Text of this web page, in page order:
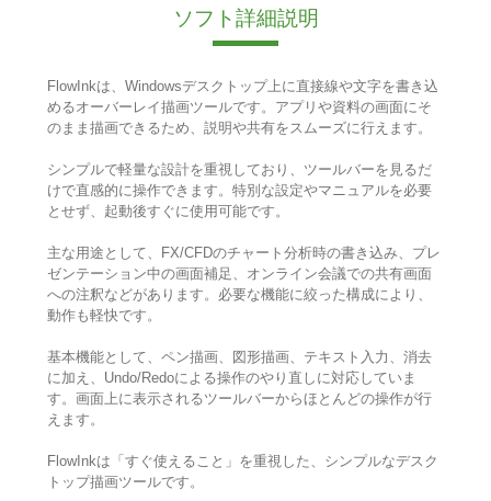
ソフト詳細説明
FlowInkは、Windowsデスクトップ上に直接線や文字を書き込
めるオーバーレイ描画ツールです。アプリや資料の画面にそ
のまま描画できるため、説明や共有をスムーズに行えます。
シンプルで軽量な設計を重視しており、ツールバーを見るだ
けで直感的に操作できます。特別な設定やマニュアルを必要
とせず、起動後すぐに使用可能です。
主な用途として、FX/CFDのチャート分析時の書き込み、プレ
ゼンテーション中の画面補足、オンライン会議での共有画面
への注釈などがあります。必要な機能に絞った構成により、
動作も軽快です。
基本機能として、ペン描画、図形描画、テキスト入力、消去
に加え、Undo/Redoによる操作のやり直しに対応していま
す。画面上に表示されるツールバーからほとんどの操作が行
えます。
FlowInkは「すぐ使えること」を重視した、シンプルなデスク
トップ描画ツールです。